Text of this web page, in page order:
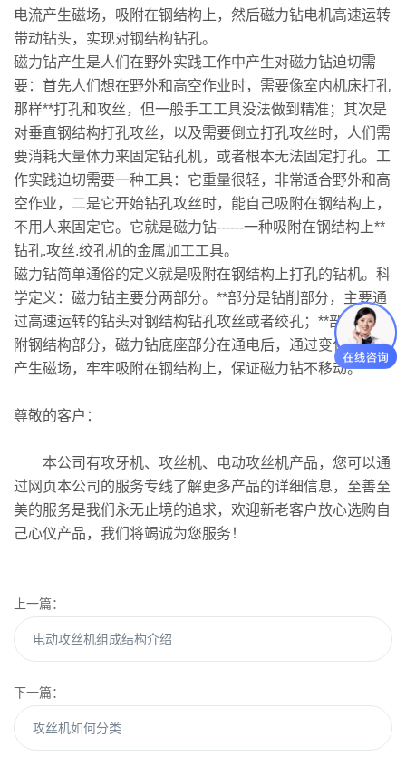
电流产生磁场，吸附在钢结构上，然后磁力钻电机高速运转
带动钻头，实现对钢结构钻孔。
磁力钻产生是人们在野外实践工作中产生对磁力钻迫切需
要：首先人们想在野外和高空作业时，需要像室内机床打孔
那样**打孔和攻丝，但一般手工工具没法做到精准；其次是
对垂直钢结构打孔攻丝，以及需要倒立打孔攻丝时，人们需
要消耗大量体力来固定钻孔机，或者根本无法固定打孔。工
作实践迫切需要一种工具：它重量很轻，非常适合野外和高
空作业，二是它开始钻孔攻丝时，能自己吸附在钢结构上，
不用人来固定它。它就是磁力钻------一种吸附在钢结构上**
钻孔.攻丝.绞孔机的金属加工工具。
磁力钻简单通俗的定义就是吸附在钢结构上打孔的钻机。科
学定义：磁力钻主要分两部分。**部分是钻削部分，主要通
过高速运转的钻头对钢结构钻孔攻丝或者绞孔；**部分是吸
附钢结构部分，磁力钻底座部分在通电后，通过变化的电流
产生磁场，牢牢吸附在钢结构上，保证磁力钻不移动。
尊敬的客户：
本公司有攻牙机、攻丝机、电动攻丝机产品，您可以通
过网页本公司的服务专线了解更多产品的详细信息，至善至
美的服务是我们永无止境的追求，欢迎新老客户放心选购自
己心仪产品，我们将竭诚为您服务！
上一篇：
电动攻丝机组成结构介绍
下一篇：
攻丝机如何分类